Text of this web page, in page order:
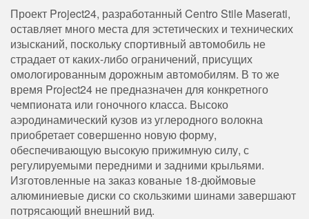
Проект Project24, разработанный Centro Stile Maserati,
оставляет много места для эстетических и технических
изысканий, поскольку спортивный автомобиль не
страдает от каких-либо ограничений, присущих
омологированным дорожным автомобилям. В то же
время Project24 не предназначен для конкретного
чемпионата или гоночного класса. Высоко
аэродинамический кузов из углеродного волокна
приобретает совершенно новую форму,
обеспечивающую высокую прижимную силу, с
регулируемыми передними и задними крыльями.
Изготовленные на заказ кованые 18-дюймовые
алюминиевые диски со скользкими шинами завершают
потрясающий внешний вид.